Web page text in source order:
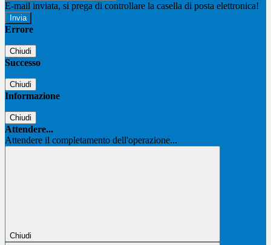
E-mail inviata, si prega di controllare la casella di posta elettronica!
Errore
Chiudi
Successo
Chiudi
Informazione
Chiudi
Attendere...
Attendere il completamento dell'operazione...
Chiudi